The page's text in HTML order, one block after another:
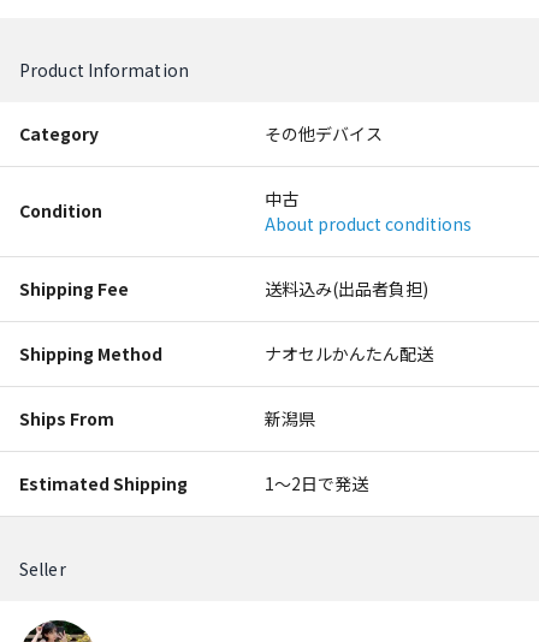
Product Information
Category その他デバイス
Condition
中古
About product conditions
Shipping Fee 送料込み(出品者負担)
Shipping Method ナオセルかんたん配送
Ships From 新潟県
Estimated Shipping 1〜2日で発送
Seller